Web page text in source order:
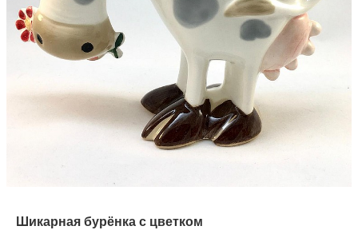
Шикарная бурёнка с цветком